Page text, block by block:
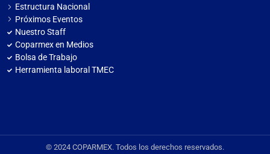
Estructura Nacional
Próximos Eventos
Nuestro Staff
Coparmex en Medios
Bolsa de Trabajo
Herramienta laboral TMEC
© 2024 COPARMEX. Todos los derechos reservados.